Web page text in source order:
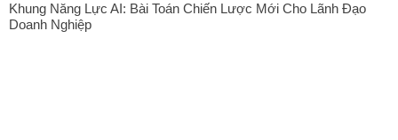
Khung Năng Lực AI: Bài Toán Chiến Lược Mới Cho Lãnh Đạo
Doanh Nghiệp